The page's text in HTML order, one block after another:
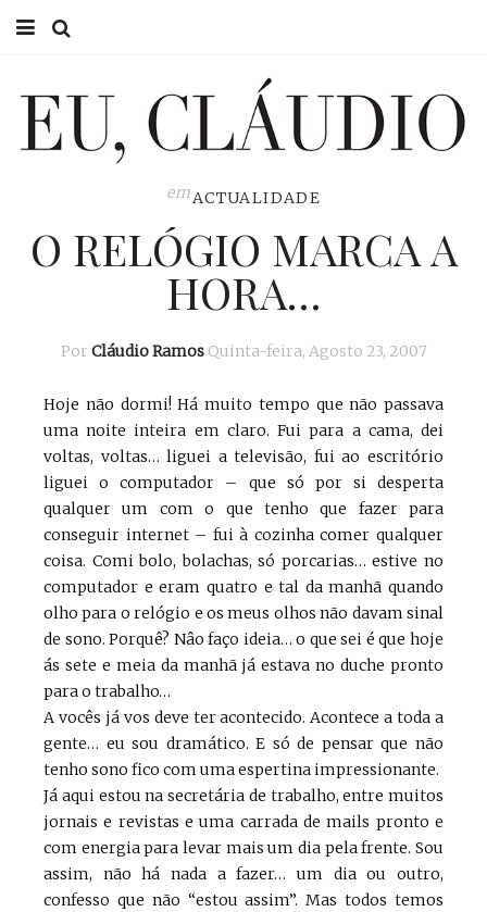
EU CLÁUDIO
EU NA TV
emACTUALIDADE
O RELÓGIO MARCA A
HORA…
Por Cláudio Ramos Quinta-feira, Agosto 23, 2007
Hoje não dormi! Há muito tempo que não passava
uma noite inteira em claro. Fui para a cama, dei
voltas, voltas… liguei a televisão, fui ao escritório
liguei o computador – que só por si desperta
qualquer um com o que tenho que fazer para
conseguir internet – fui à cozinha comer qualquer
coisa. Comi bolo, bolachas, só porcarias… estive no
computador e eram quatro e tal da manhã quando
olho para o relógio e os meus olhos não davam sinal
de sono. Porquê? Nâo faço ideia… o que sei é que hoje
ás sete e meia da manhã já estava no duche pronto
para o trabalho…
A vocês já vos deve ter acontecido. Acontece a toda a
gente… eu sou dramático. E só de pensar que não
tenho sono fico com uma espertina impressionante.
Já aqui estou na secretária de trabalho, entre muitos
jornais e revistas e uma carrada de mails pronto e
com energia para levar mais um dia pela frente. Sou
assim, não há nada a fazer… um dia ou outro,
confesso que não “estou assim”. Mas todos temos